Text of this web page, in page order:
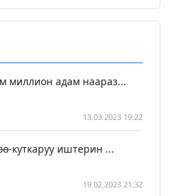
адам наараз...
13.03.2023 19:22
куткаруу иштерин ...
19.02.2023 21:32